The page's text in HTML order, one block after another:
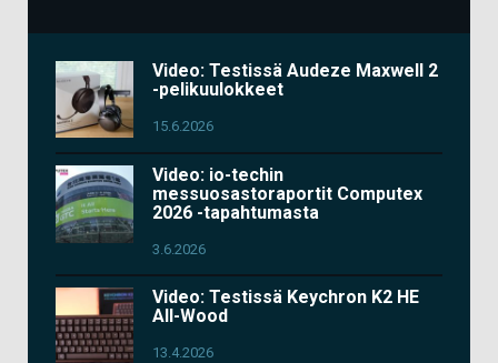
Video: Testissä Audeze Maxwell 2
-pelikuulokkeet
15.6.2026
Video: io-techin
messuosastoraportit Computex
2026 -tapahtumasta
3.6.2026
Video: Testissä Keychron K2 HE
All-Wood
13.4.2026